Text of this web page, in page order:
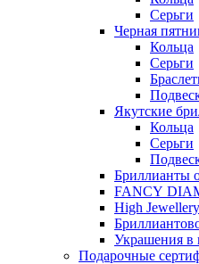
Серьги
Черная
Кольца
Серьги
Якутские
Кольца
Серьги
Бриллианты
FANCY
High Jewellery
Украшения в
Подарочные